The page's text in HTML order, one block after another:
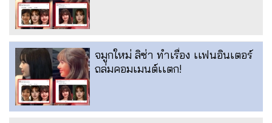
จมูกใหม่ ลิซ่า ทำเรื่อง เเฟนอินเตอร์
ถล่มคอมเมนต์เเตก!